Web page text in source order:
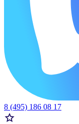
8 (495) 186 08 17